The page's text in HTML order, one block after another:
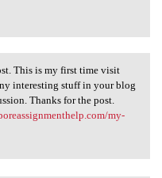
post. This
This is my first time visit
interesting stuff in your blog
Thanks for the post.
my-